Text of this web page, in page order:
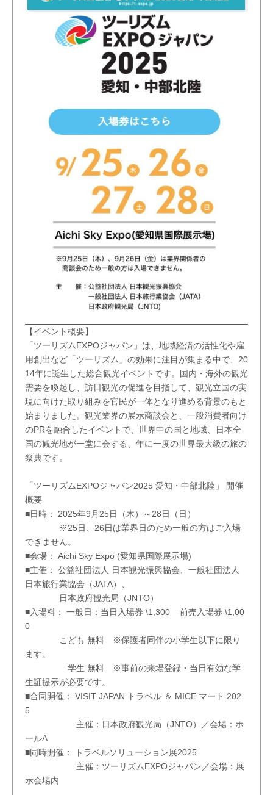
【イベント概要】
「ツーリズムEXPOジャパン」は、地域経済の活性化や雇
用創出など「ツーリズム」の効果に注目が集まる中で、20
14年に誕生した総合観光イベントです。国内・海外の観光
需要を喚起し、訪日観光の促進を目指して、観光立国の実
現に向けた取り組みを官民が一体となり進める背景のもと
始まりました。観光業界の展示商談会と、一般消費者向け
のPRを融合したイベントで、世界中の国と地域、日本全
国の観光地が一堂に会する、年に一度の世界最大級の旅の
祭典です。
「ツーリズムEXPOジャパン2025 愛知・中部北陸」 開催
概要
■日時： 2025年9月25日（木）～28日（日）
※25日、26日は業界日のため一般の方はご入場
できません。
■会場： Aichi Sky Expo (愛知県国際展示場)
■主催： 公益社団法人 日本観光振興協会、一般社団法人
日本旅行業協会（JATA）、
日本政府観光局（JNTO）
■入場料： 一般日：当日入場券 \1,300 前売入場券 \1,00
0
こども 無料 ※保護者同伴の小学生以下に限り
ます。
学生 無料 ※事前の来場登録・当日有効な学
生証提示が必要です。
■合同開催： VISIT JAPAN トラベル ＆ MICE マート 202
5
主催：日本政府観光局（JNTO）／会場：ホ
ールA
■同時開催： トラベルソリューション展2025
主催：ツーリズムEXPOジャパン／会場：展
示会場内